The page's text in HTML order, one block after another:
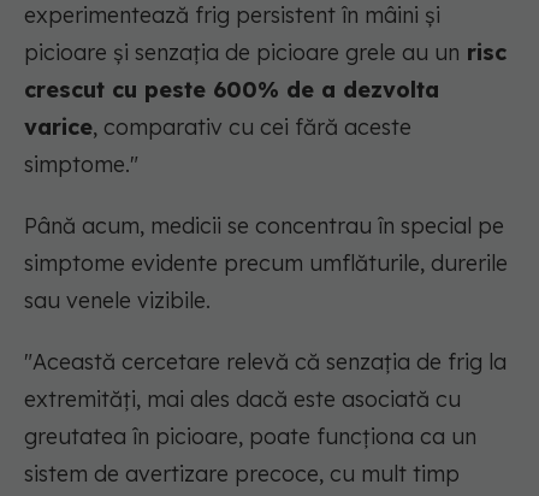
experimentează frig persistent în mâini și
picioare și senzația de picioare grele au un risc
crescut cu peste 600% de a dezvolta
varice, comparativ cu cei fără aceste
simptome."
Până acum, medicii se concentrau în special pe
simptome evidente precum umflăturile, durerile
sau venele vizibile.
"Această cercetare relevă că senzația de frig la
extremități, mai ales dacă este asociată cu
greutatea în picioare, poate funcționa ca un
sistem de avertizare precoce, cu mult timp